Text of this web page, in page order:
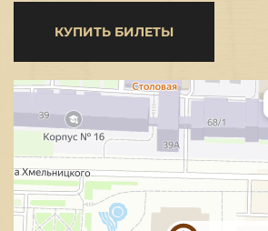
КУПИТЬ БИЛЕТЫ